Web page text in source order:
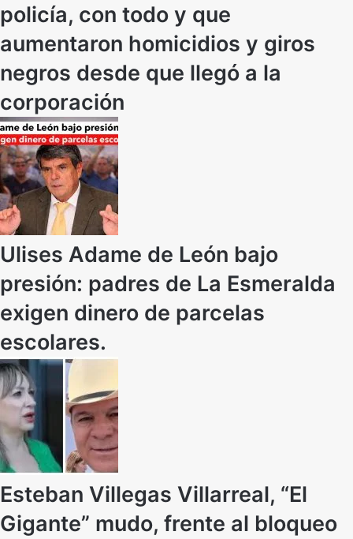
policía, con todo y que
aumentaron homicidios y giros
negros desde que llegó a la
corporación
Ulises Adame de León bajo
presión: padres de La Esmeralda
exigen dinero de parcelas
escolares.
Esteban Villegas Villarreal, “El
Gigante” mudo, frente al bloqueo